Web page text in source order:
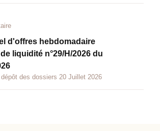
d'offres hebdomadaire
liquidité n°29/H/2026 du
des dossiers 20 Juillet 2026